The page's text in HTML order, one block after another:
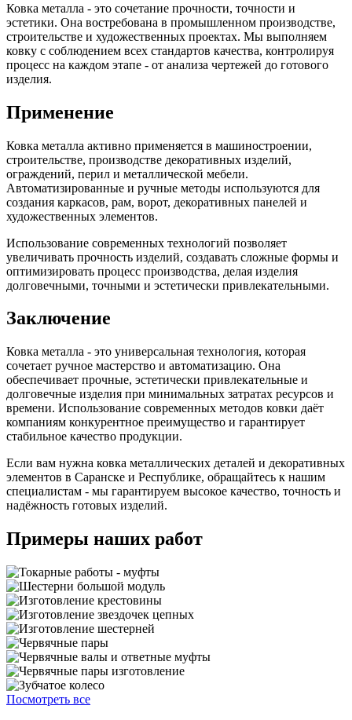
Ковка металла - это сочетание прочности, точности и
эстетики. Она востребована в промышленном производстве,
строительстве и художественных проектах. Мы выполняем
ковку с соблюдением всех стандартов качества, контролируя
процесс на каждом этапе - от анализа чертежей до готового
изделия.
Применение
Ковка металла активно применяется в машиностроении,
строительстве, производстве декоративных изделий,
ограждений, перил и металлической мебели.
Автоматизированные и ручные методы используются для
создания каркасов, рам, ворот, декоративных панелей и
художественных элементов.
Использование современных технологий позволяет
увеличивать прочность изделий, создавать сложные формы и
оптимизировать процесс производства, делая изделия
долговечными, точными и эстетически привлекательными.
Заключение
Ковка металла - это универсальная технология, которая
сочетает ручное мастерство и автоматизацию. Она
обеспечивает прочные, эстетически привлекательные и
долговечные изделия при минимальных затратах ресурсов и
времени. Использование современных методов ковки даёт
компаниям конкурентное преимущество и гарантирует
стабильное качество продукции.
Если вам нужна ковка металлических деталей и декоративных
элементов в Саранске и Республике, обращайтесь к нашим
специалистам - мы гарантируем высокое качество, точность и
надёжность готовых изделий.
Примеры наших работ
Посмотреть все